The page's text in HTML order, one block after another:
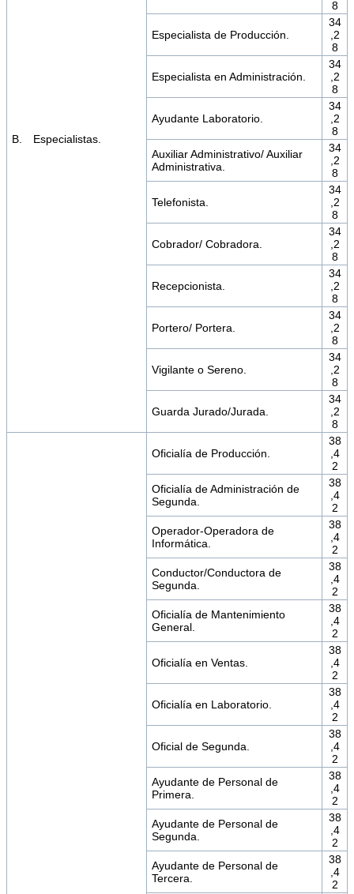
B. Especialistas.
8
Especialista de Producción.
34
,2
8
Especialista en Administración.
34
,2
8
Ayudante Laboratorio.
34
,2
8
Auxiliar Administrativo/ Auxiliar
Administrativa.
34
,2
8
Telefonista.
34
,2
8
Cobrador/ Cobradora.
34
,2
8
Recepcionista.
34
,2
8
Portero/ Portera.
34
,2
8
Vigilante o Sereno.
34
,2
8
Guarda Jurado/Jurada.
34
,2
8
Oficialía de Producción.
38
,4
2
Oficialía de Administración de
Segunda.
38
,4
2
Operador-Operadora de
Informática.
38
,4
2
Conductor/Conductora de
Segunda.
38
,4
2
Oficialía de Mantenimiento
General.
38
,4
2
Oficialía en Ventas.
38
,4
2
Oficialía en Laboratorio.
38
,4
2
Oficial de Segunda.
38
,4
2
Ayudante de Personal de
Primera.
38
,4
2
Ayudante de Personal de
Segunda.
38
,4
2
Ayudante de Personal de
Tercera.
38
,4
2